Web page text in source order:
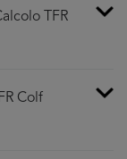
TFR
Colf